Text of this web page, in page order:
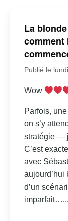
La
comment
Publié le
Wow
Parfois,
on s’y
stratégie —
C’est
avec
d’un
imparfait…...